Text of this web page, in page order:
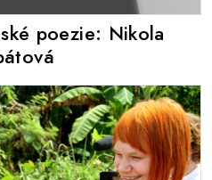
poezie: Nikola